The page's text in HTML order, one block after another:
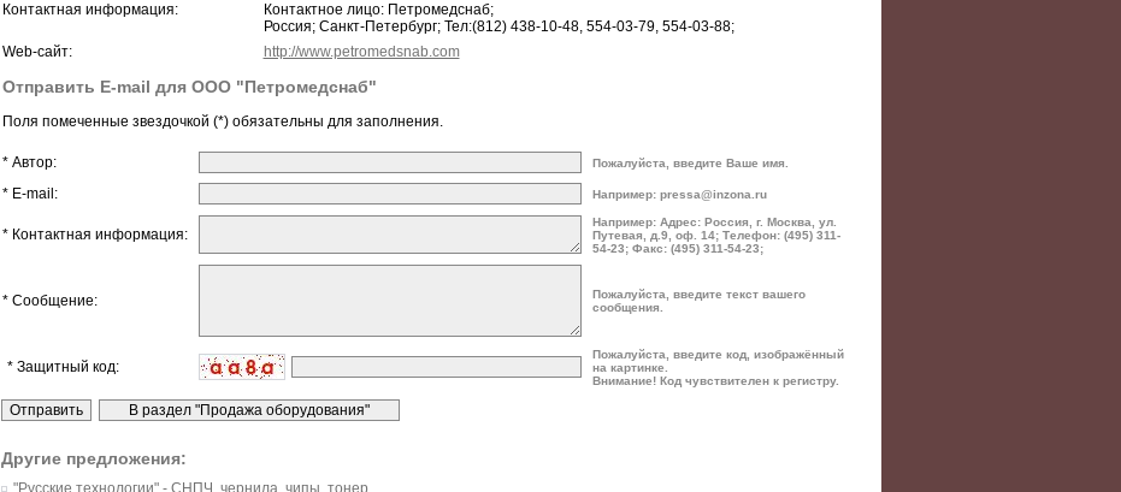
Контактная информация:
Контактное лицо: Петромедснаб;
Россия; Санкт-Петербург; Тел:(812) 438-10-48, 554-03-79, 554-03-88;
Web-сайт:
http://www.petromedsnab.com
Отправить E-mail для ООО "Петромедснаб"
Поля помеченные звездочкой (*) обязательны для заполнения.
* Автор: Пожалуйста, введите Ваше имя.
* E-mail: Например: pressa@inzona.ru
* Контактная информация:
Например: Адрес: Россия, г. Москва, ул.
Путевая, д.9, оф. 14; Телефон: (495) 311-
54-23; Факс: (495) 311-54-23;
* Сообщение:
Пожалуйста, введите текст вашего
сообщения.
* Защитный код:
Пожалуйста, введите код, изображённый
на картинке.
Внимание! Код чувствителен к регистру.
Другие предложения:
"Русские технологии" - СНПЧ, чернила, чипы, тонер